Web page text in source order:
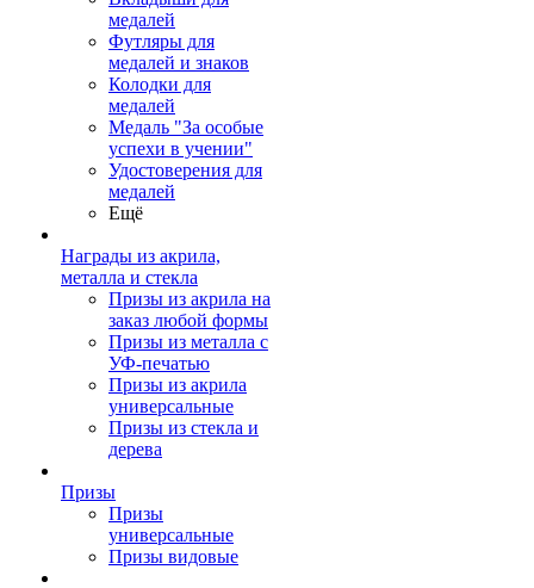
медалей
Футляры для
медалей и знаков
Колодки для
медалей
Медаль "За особые
успехи в учении"
Удостоверения для
медалей
Ещё
Награды из акрила,
металла и стекла
Призы из акрила на
заказ любой формы
Призы из металла с
УФ-печатью
Призы из акрила
универсальные
Призы из стекла и
дерева
Призы
Призы
универсальные
Призы видовые